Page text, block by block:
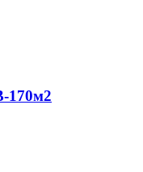
170м2